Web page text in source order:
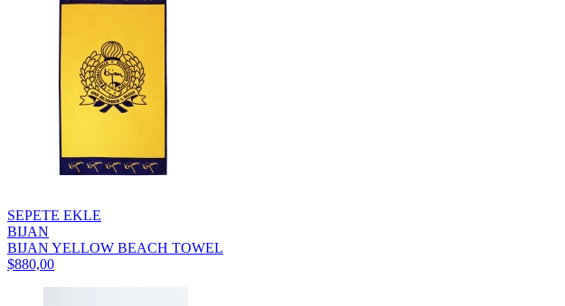
SEPETE EKLE
BIJAN
BIJAN YELLOW BEACH TOWEL
$880,00